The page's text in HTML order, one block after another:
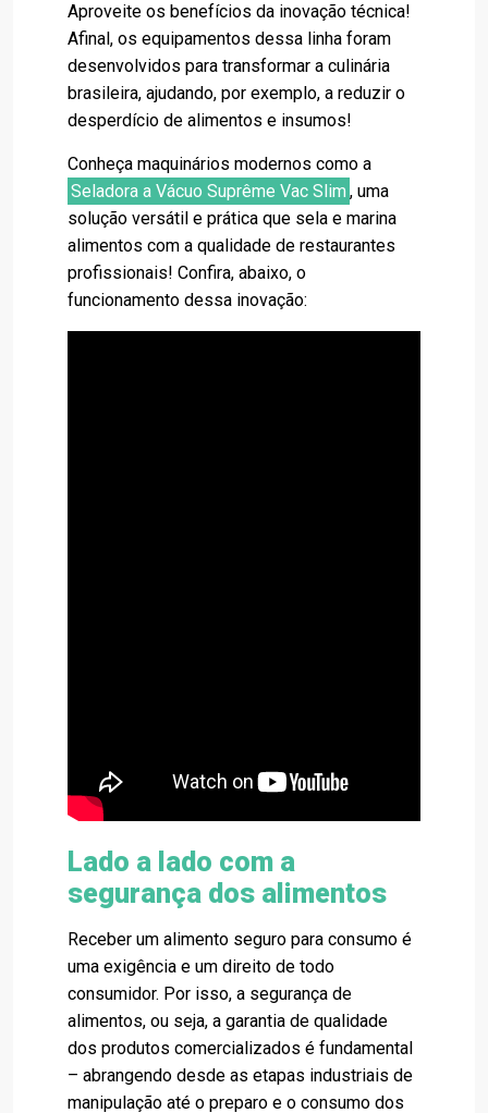
Aproveite os benefícios da inovação técnica!
Afinal, os equipamentos dessa linha foram
desenvolvidos para transformar a culinária
brasileira, ajudando, por exemplo, a reduzir o
desperdício de alimentos e insumos!
Conheça maquinários modernos como a
Seladora a Vácuo Suprême Vac Slim , uma
solução versátil e prática que sela e marina
alimentos com a qualidade de restaurantes
profissionais! Confira, abaixo, o
funcionamento dessa inovação:
Lado a lado com a
segurança dos alimentos
Receber um alimento seguro para consumo é
uma exigência e um direito de todo
consumidor. Por isso, a segurança de
alimentos, ou seja, a garantia de qualidade
dos produtos comercializados é fundamental
– abrangendo desde as etapas industriais de
manipulação até o preparo e o consumo dos